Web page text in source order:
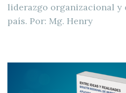
liderazgo organizacional y
país. Por: Mg. Henry